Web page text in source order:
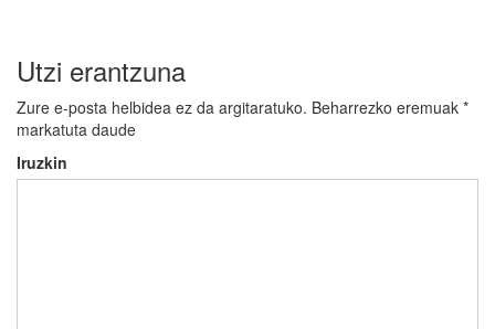
Utzi erantzuna
Zure e-posta helbidea ez da argitaratuko. Beharrezko eremuak *
markatuta daude
Iruzkin